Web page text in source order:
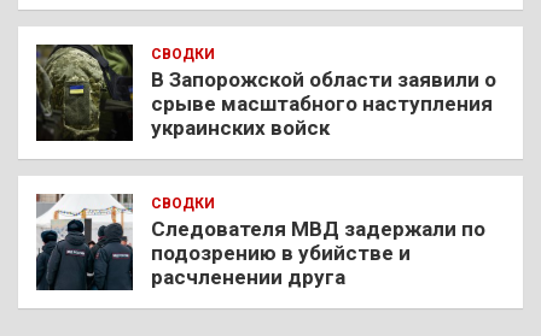
СВОДКИ
В Запорожской области заявили о
срыве масштабного наступления
украинских войск
СВОДКИ
Следователя МВД задержали по
подозрению в убийстве и
расчленении друга